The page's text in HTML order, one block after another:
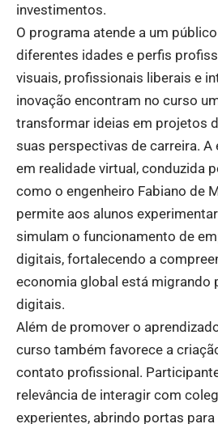
investimentos.
O programa atende a um
diferentes idades e perfis
visuais, profissionais liberais e
inovação encontram no curso
transformar ideias em projetos
suas perspectivas de carreira. A
em realidade virtual, conduzida
como o engenheiro Fabiano de
permite aos alunos
simulam o funcionamento de
digitais, fortalecendo a
economia global está migrando
digitais.
Além de promover o
curso também favorece a
contato profissional.
relevância de interagir com
experientes, abrindo portas